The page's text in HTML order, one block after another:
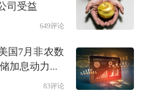
体大涨后迎来回调，纳
龙指数昨天收跌超3%。
跌超11%， 哔哩哔哩跌超
司受益
649评论
国7月非农数
加息动力...
83评论